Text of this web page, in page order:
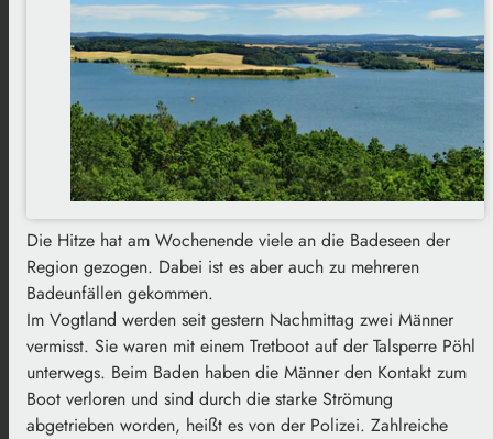
Die Hitze hat am Wochenende viele an die Badeseen der
Region gezogen. Dabei ist es aber auch zu mehreren
Badeunfällen gekommen.
Im Vogtland werden seit gestern Nachmittag zwei Männer
vermisst. Sie waren mit einem Tretboot auf der Talsperre Pöhl
unterwegs. Beim Baden haben die Männer den Kontakt zum
Boot verloren und sind durch die starke Strömung
abgetrieben worden, heißt es von der Polizei. Zahlreiche